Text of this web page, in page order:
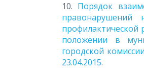
10. Порядок
правонарушений
положении в
городской
23.04.2015.